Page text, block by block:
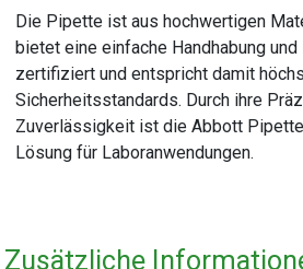
Die Pipette ist aus hochwertigen
bietet eine einfache Handhabung
zertifiziert und entspricht damit
Sicherheitsstandards. Durch ihre
Zuverlässigkeit ist die Abbott
Lösung für Laboranwendungen.
Zusätzliche